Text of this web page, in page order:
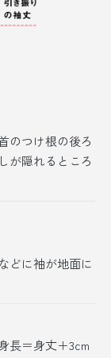
のつけ根の後ろ
が隠れるところ
どに袖が地面に
長＝身丈＋3cm